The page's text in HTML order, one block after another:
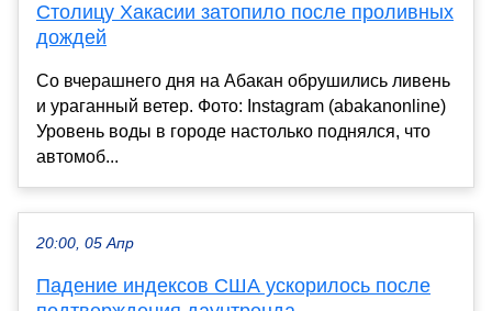
Столицу Хакасии затопило после проливных
дождей
Со вчерашнего дня на Абакан обрушились ливень
и ураганный ветер. Фото: Instagram (abakanonline)
Уровень воды в городе настолько поднялся, что
автомоб...
20:00, 05 Апр
Падение индексов США ускорилось после